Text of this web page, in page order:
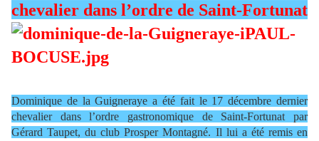
chevalier dans l’ordre de Saint-Fortunat
Dominique de la Guigneraye a été fait le 17 décembre dernier
chevalier dans l’ordre gastronomique de Saint-Fortunat par
Gérard Taupet, du club Prosper Montagné. Il lui a été remis en